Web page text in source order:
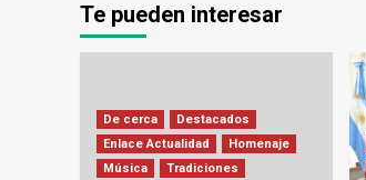
Te pueden interesar
De cerca
Destacados
Enlace Actualidad
Homenaje
Música
Tradiciones